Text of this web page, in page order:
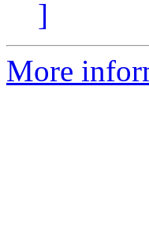
]
More